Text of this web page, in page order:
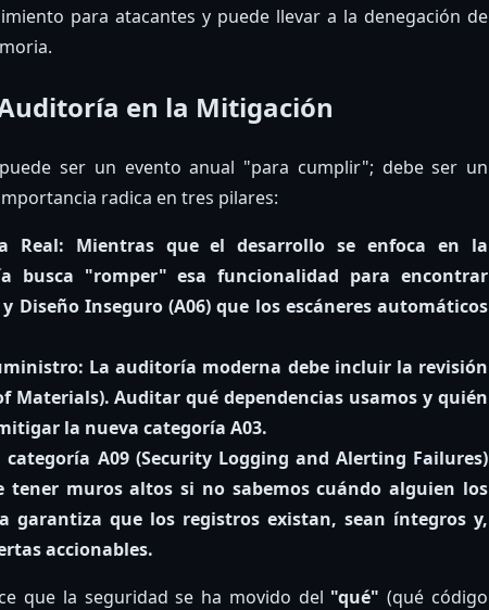
para atacantes y puede llevar a la denegación de
en la Mitigación
ser un evento anual "para cumplir"; debe ser un
radica en tres pilares:
Real: Mientras que el desarrollo se enfoca en la
busca "romper" esa funcionalidad para encontrar
Diseño Inseguro (A06) que los escáneres automáticos
La auditoría moderna debe incluir la revisión
Materials). Auditar qué dependencias usamos y quién
la nueva categoría A03.
categoría A09 (Security Logging and Alerting Failures)
tener muros altos si no sabemos cuándo alguien los
garantiza que los registros existan, sean íntegros y,
accionables.
que la seguridad se ha movido del "qué" (qué código